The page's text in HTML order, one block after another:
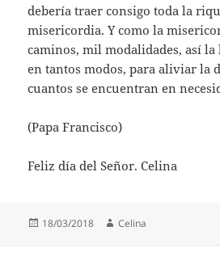
debería traer consigo toda la
misericordia. Y como la
caminos, mil modalidades, así la
en tantos modos, para aliviar la
cuantos se encuentran en
(Papa Francisco)
Feliz día del Señor. Celina
Publicado
18/03/2018 Autor
Celina